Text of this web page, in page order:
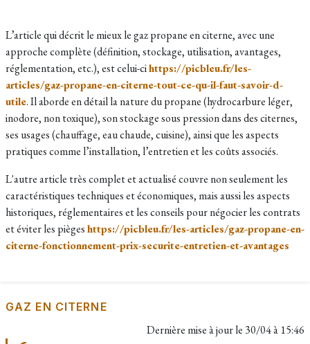
L’article qui décrit le mieux le gaz propane en citerne, avec une
approche complète (définition, stockage, utilisation, avantages,
réglementation, etc.), est celui-cihttps://picbleu.fr/les-
articles/gaz-propane-en-citerne-tout-ce-qu-il-faut-savoir-d-
utile. Il aborde en détail la nature du propane (hydrocarbure léger,
inodore, non toxique), son stockage sous pression dans des citernes,
ses usages (chauffage, eau chaude, cuisine), ainsi que les aspects
pratiques comme l’installation, l’entretien et les coûts associés.
L'autre article très complet et actualisé couvre non seulement les
caractéristiques techniques et économiques, mais aussi les aspects
historiques, réglementaires et les conseils pour négocier les contrats
et éviter les piègeshttps://picbleu.fr/les-articles/gaz-propane-en-
citerne-fonctionnement-prix-securite-entretien-et-avantages
GAZ EN CITERNE
Dernière mise à jour le 30/04 à 15:46